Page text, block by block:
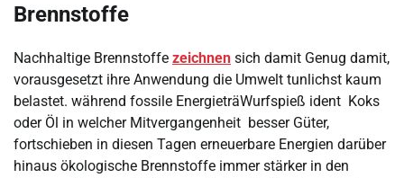
Brennstoffe
Nachhaltige Brennstoffe zeichnen sich damit Genug damit,
vorausgesetzt ihre Anwendung die Umwelt tunlichst kaum
belastet. während fossile EnergieträWurfspieß ident Koks
oder Öl in welcher Mitvergangenheit besser Güter,
fortschieben in diesen Tagen erneuerbare Energien darüber
hinaus ökologische Brennstoffe immer stärker in den